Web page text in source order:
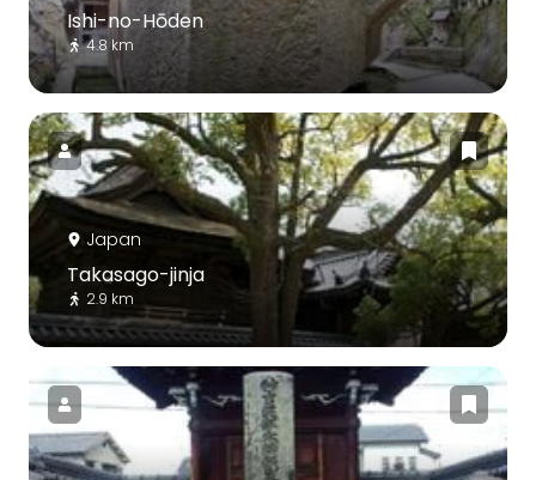
Ishi-no-Hōden
4.8 km
Japan
Takasago-jinja
2.9 km